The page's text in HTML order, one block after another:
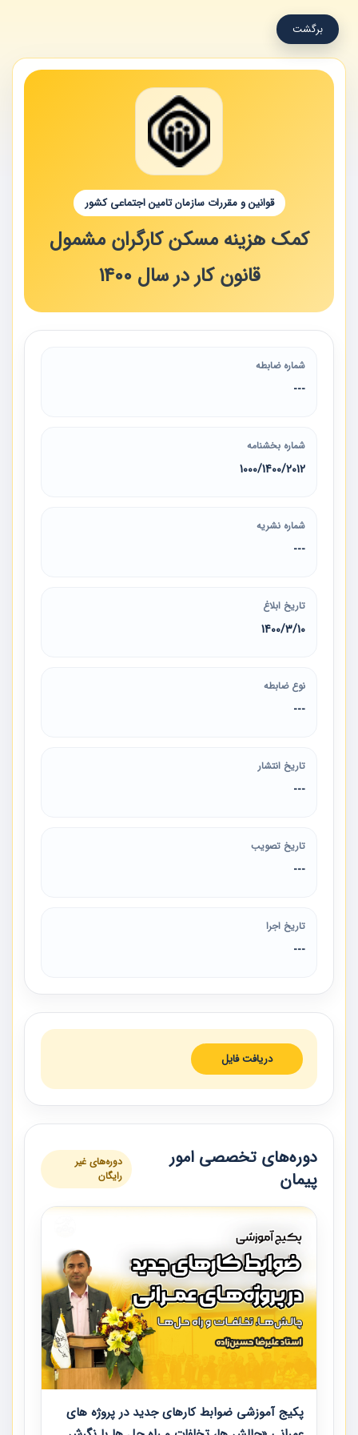
برگشت
قوانین و مقررات سازمان تامین اجتماعی کشور
کمک هزینه مسکن کارگران مشمول
قانون کار در سال 1400
شماره ضابطه
---
شماره بخشنامه
1000/1400/2012
شماره نشریه
---
تاریخ ابلاغ
1400/3/10
نوع ضابطه
---
تاریخ انتشار
---
تاریخ تصویب
---
تاریخ اجرا
---
دریافت فایل
دوره‌های تخصصی امور
پیمان
دوره‌های غیر
رایگان
پکیج آموزشی ضوابط کارهای جدید در پروژه های